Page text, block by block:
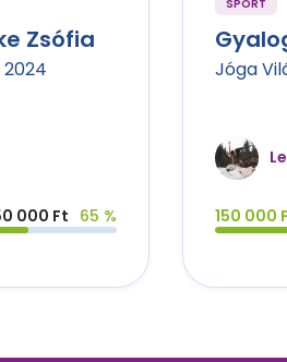
Zsófia
000 Ft 65 %
SPORT
Jóga
150 000